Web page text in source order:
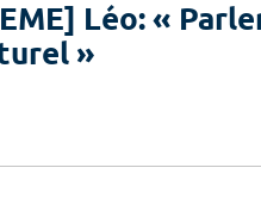
Léo: «
»